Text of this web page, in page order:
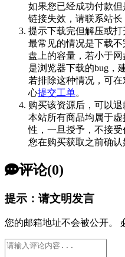
如果您已经成功付款
链接失效，请联系站
提示下载完但解压或打
最常见的情况是下载
盘上的容量，若小于
是浏览器下载的bug，
若排除这种情况，可
心提交工单。
购买该资源后，可以退
本站所有商品均属于
性，一旦授予，不接
您在购买获取之前确
评论(0)
提示：请文明发言
您的邮箱地址不会被公开。